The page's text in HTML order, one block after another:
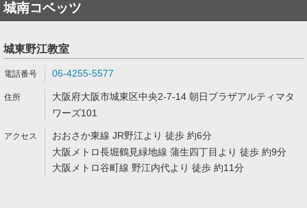
城南コベッツ
城東野江教室
06-4255-5577
大阪府大阪市城東区中央2-7-14 朝日プラザアルティマタ
ワーズ101
おおさか東線 JR野江より 徒歩 約6分
大阪メトロ長堀鶴見緑地線 蒲生四丁目より 徒歩 約9分
大阪メトロ谷町線 野江内代より 徒歩 約11分